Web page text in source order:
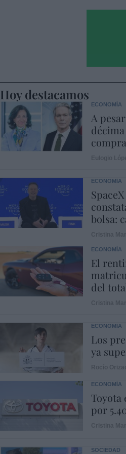
Hoy destacamos
ECONOMÍA
A
ECONOMÍA
bolsa:
ECONOMÍA
El
del
ECONOMÍA
Los
ya
ECONOMÍA
Toyota
por
SOCIEDAD